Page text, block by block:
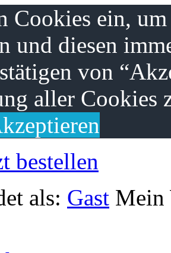
Cookies ein,
und diesen
von
aller Cookies
bestellen
als: Gast Mein